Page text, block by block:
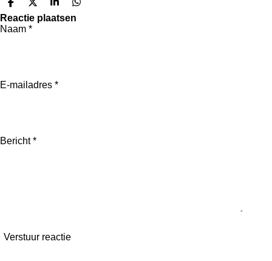
D
e
l
e
D
e
e
S
h
D
e
Reactie plaatsen
Naam *
E-mailadres *
Bericht *
Verstuur reactie